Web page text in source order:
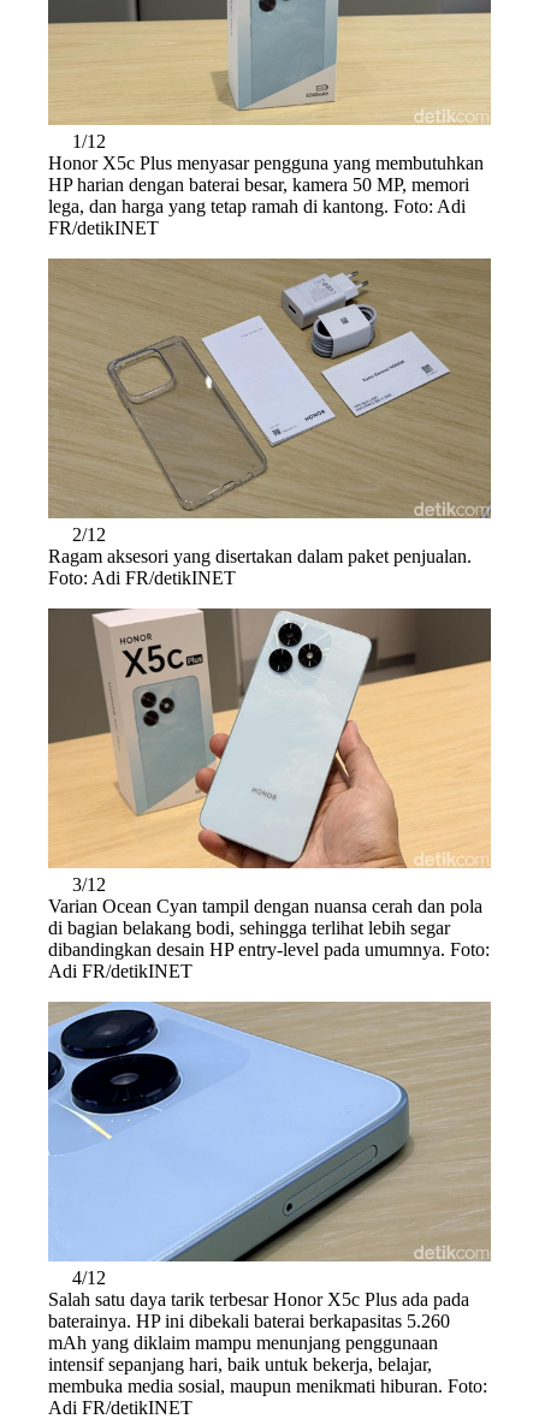
1/12
Honor X5c Plus menyasar pengguna yang membutuhkan
HP harian dengan baterai besar, kamera 50 MP, memori
lega, dan harga yang tetap ramah di kantong. Foto: Adi
FR/detikINET
2/12
Ragam aksesori yang disertakan dalam paket penjualan.
Foto: Adi FR/detikINET
3/12
Varian Ocean Cyan tampil dengan nuansa cerah dan pola
di bagian belakang bodi, sehingga terlihat lebih segar
dibandingkan desain HP entry-level pada umumnya. Foto:
Adi FR/detikINET
4/12
Salah satu daya tarik terbesar Honor X5c Plus ada pada
baterainya. HP ini dibekali baterai berkapasitas 5.260
mAh yang diklaim mampu menunjang penggunaan
intensif sepanjang hari, baik untuk bekerja, belajar,
membuka media sosial, maupun menikmati hiburan. Foto:
Adi FR/detikINET